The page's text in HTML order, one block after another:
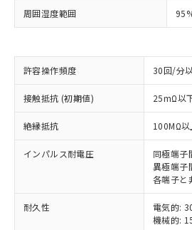
周囲湿度範囲
許容操作頻度 30回/分
接触抵抗 (初期値) 25mΩ以
絶縁抵抗 100MΩ以
インパルス耐電圧
同極端子
異極端子
各端子と
耐久性
電気的:
機械的:
以下の条件をお読みいただ
※1 対応状況
対応済み：EU RoHS指令
非含有に対応した製品が提
す。
対応予定：EU RoHS指令（
有に対応した製品に切り替
対応予定なし：EU RoHS指
非含有に非対応の商品で、